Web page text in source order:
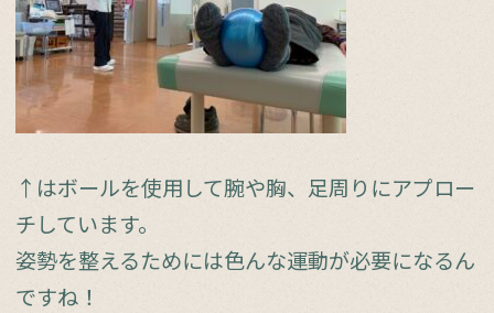
↑はボールを使用して腕や胸、足周りにアプロー
チしています。
姿勢を整えるためには色んな運動が必要になるん
ですね！